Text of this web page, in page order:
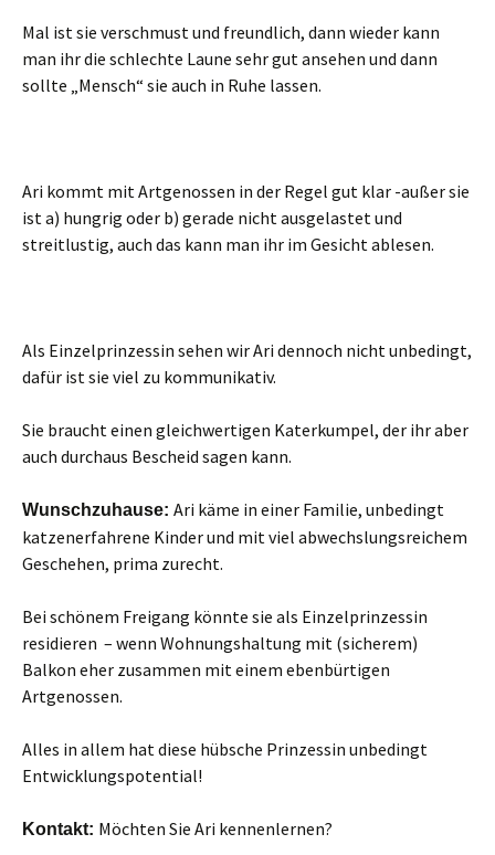
Mal ist sie verschmust und freundlich, dann wieder kann
man ihr die schlechte Laune sehr gut ansehen und dann
sollte „Mensch“ sie auch in Ruhe lassen.
Ari kommt mit Artgenossen in der Regel gut klar -außer sie
ist a) hungrig oder b) gerade nicht ausgelastet und
streitlustig, auch das kann man ihr im Gesicht ablesen.
Als Einzelprinzessin sehen wir Ari dennoch nicht unbedingt,
dafür ist sie viel zu kommunikativ.
Sie braucht einen gleichwertigen Katerkumpel, der ihr aber
auch durchaus Bescheid sagen kann.
Wunschzuhause: Ari käme in einer Familie, unbedingt
katzenerfahrene Kinder und mit viel abwechslungsreichem
Geschehen, prima zurecht.
Bei schönem Freigang könnte sie als Einzelprinzessin
residieren – wenn Wohnungshaltung mit (sicherem)
Balkon eher zusammen mit einem ebenbürtigen
Artgenossen.
Alles in allem hat diese hübsche Prinzessin unbedingt
Entwicklungspotential!
Kontakt: Möchten Sie Ari kennenlernen?